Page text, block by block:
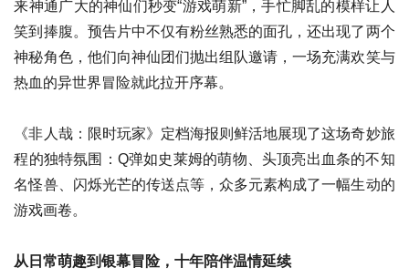
来神通广大的神仙们秒变“游戏萌新”，手忙脚乱的模样让人
笑到捧腹。预告片中不仅有粉丝熟悉的面孔，还出现了两个
神秘角色，他们向神仙团们抛出组队邀请，一场充满欢笑与
热血的异世界冒险就此拉开序幕。
《非人哉：限时玩家》定档海报则鲜活地展现了这场奇妙旅
程的独特氛围：Q弹如史莱姆的萌物、头顶亮出血条的不知
名怪兽、闪烁光芒的传送点等，众多元素构成了一幅生动的
游戏画卷。
从日常萌趣到银幕冒险，十年陪伴温情延续